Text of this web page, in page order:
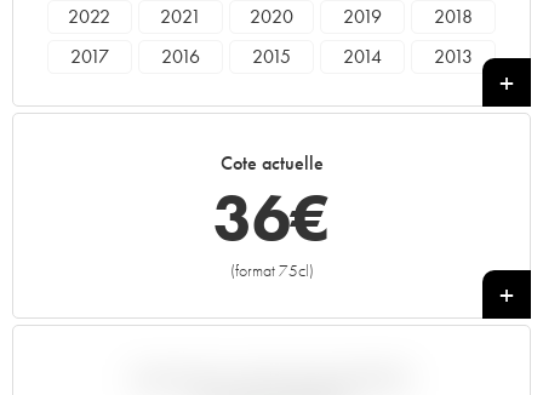
2022 2021 2020 2019
2018
2017
2016 2015 2014
2013
2000
1992
Cote actuelle
36€
(format 75cl)
+